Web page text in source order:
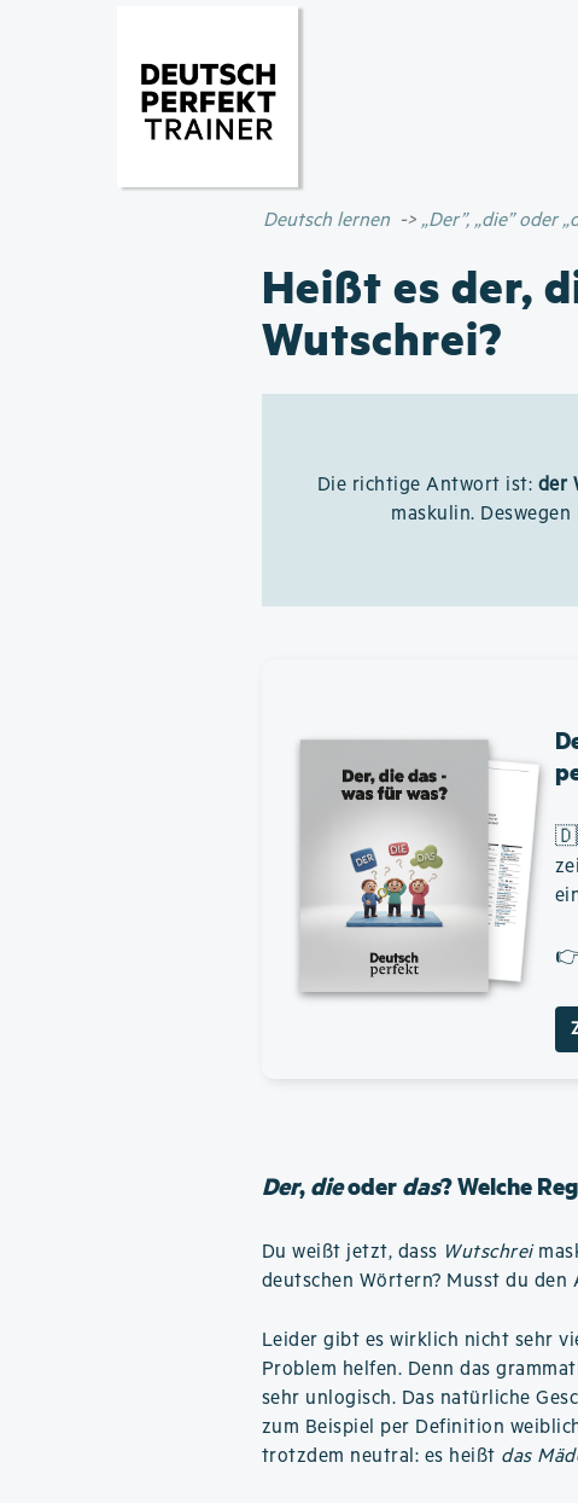
Deutsch lernen „Der”, „die” oder
Heißt es der,
Wutschrei?
Die richtige Antwort ist: der
maskulin.
Der,dieoderdas? Welche
Du weißt jetzt, dass Wutschrei
deutschen Wörtern? Musst du
Leider gibt es wirklich nicht sehr
Problem helfen. Denn das
sehr unlogisch. Das natürliche
zum Beispiel per Definition
trotzdem neutral: es heißt das